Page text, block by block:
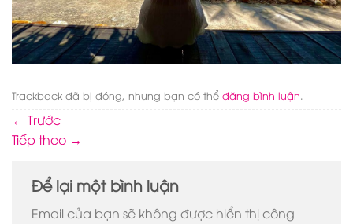
Trackback đã bị đóng, nhưng bạn có thể đăng bình luận.
← Trước
Tiếp theo →
Để lại một bình luận
Email của bạn sẽ không được hiển thị công